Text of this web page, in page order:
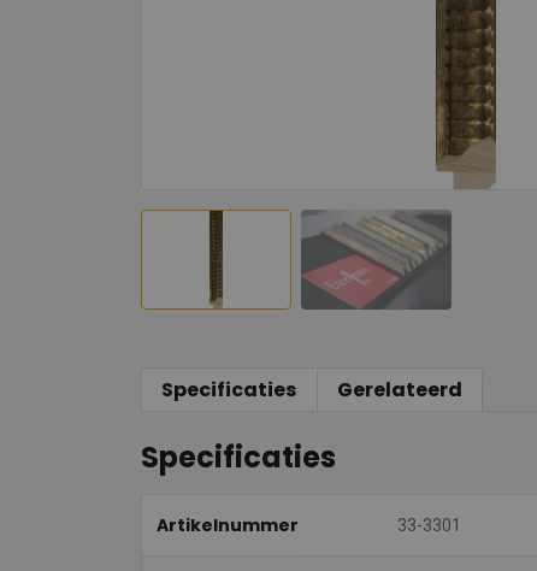
Specificaties Gerelateerd
Specificaties
Artikelnummer 33-3301